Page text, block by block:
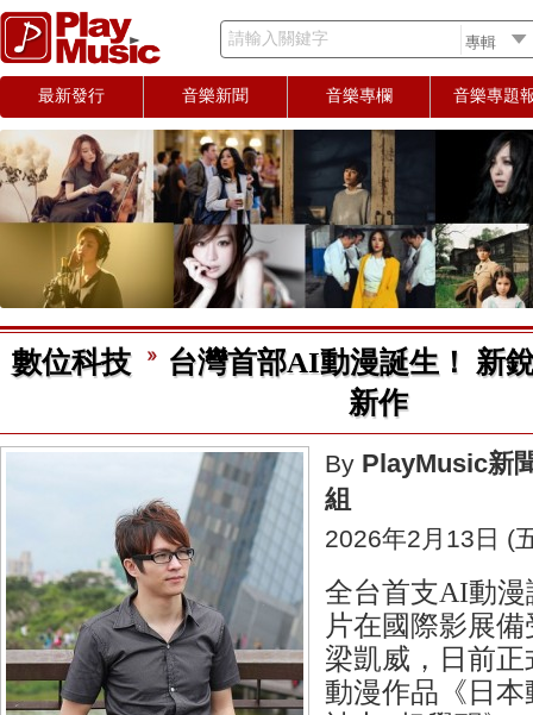
請輸入關鍵字
最新發行 音樂新聞 音樂專欄 音樂專題
數位科技
台灣首部AI動漫誕生！ 新
新作
By PlayMusic新
組
2026年2月13日 (
全台首支AI動
片在國際影展
梁凱威，日前
動漫作品《日本